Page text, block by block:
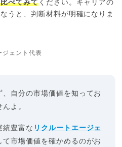
べてみてください。キャリアの
うと、判断材料が明確になりま
ジェント代表
自分の市場価値を知ってお
よ。
績豊富な リクルートエージェ
市場価値を確かめるのがお